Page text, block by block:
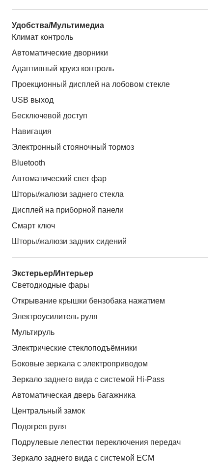
Удобства/Мультимедиа
Климат контроль
Автоматические дворники
Адаптивный круиз контроль
Проекционный дисплей на лобовом стекле
USB выход
Бесключевой доступ
Навигация
Электронный стояночный тормоз
Bluetooth
Автоматический свет фар
Шторы/жалюзи заднего стекла
Дисплей на приборной панели
Смарт ключ
Шторы/жалюзи задних сидений
Экстерьер/Интерьер
Светодиодные фары
Открывание крышки бензобака нажатием
Электроусилитель руля
Мультируль
Электрические стеклоподъёмники
Боковые зеркала с электроприводом
Зеркало заднего вида с системой Hi-Pass
Автоматическая дверь багажника
Центральный замок
Подогрев руля
Подрулевые лепестки переключения передач
Зеркало заднего вида с системой ЕСМ